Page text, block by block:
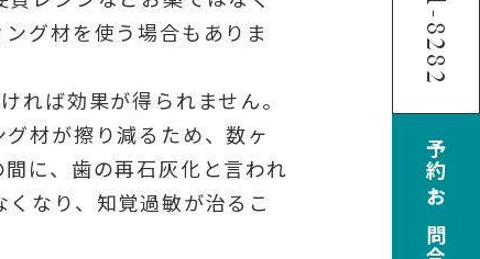
グ材を使う場合もありま
れば効果が得られません。
材が擦り減るため、数ヶ
に、歯の再石灰化と言われ
なり、知覚過敏が治るこ